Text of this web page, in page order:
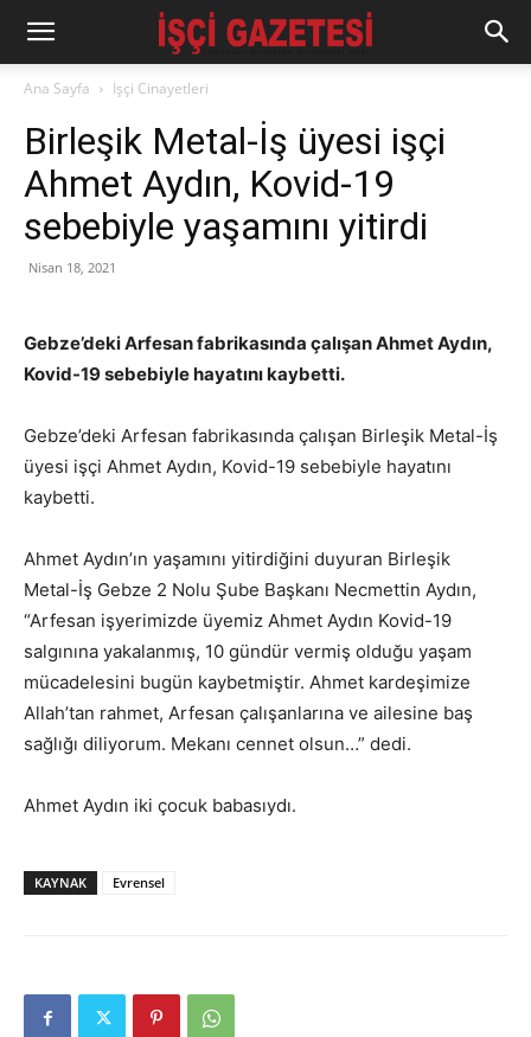
Ana Sayfa İşçi Cinayetleri
Birleşik Metal-İş üyesi işçi
Ahmet Aydın, Kovid-19
sebebiyle yaşamını yitirdi
Nisan 18, 2021
Gebze’deki Arfesan fabrikasında çalışan Ahmet Aydın,
Kovid-19 sebebiyle hayatını kaybetti.
Gebze’deki Arfesan fabrikasında çalışan Birleşik Metal-İş
üyesi işçi Ahmet Aydın, Kovid-19 sebebiyle hayatını
kaybetti.
Ahmet Aydın’ın yaşamını yitirdiğini duyuran Birleşik
Metal-İş Gebze 2 Nolu Şube Başkanı Necmettin Aydın,
“Arfesan işyerimizde üyemiz Ahmet Aydın Kovid-19
salgınına yakalanmış, 10 gündür vermiş olduğu yaşam
mücadelesini bugün kaybetmiştir. Ahmet kardeşimize
Allah’tan rahmet, Arfesan çalışanlarına ve ailesine baş
sağlığı diliyorum. Mekanı cennet olsun…” dedi.
Ahmet Aydın iki çocuk babasıydı.
KAYNAK Evrensel